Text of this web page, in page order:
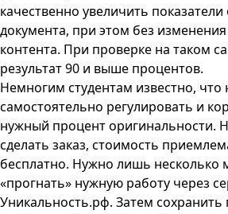
качественно увеличить
документа, при этом без изменения
контента. При проверке на таком
результат 90 и выше процентов.
Немногим студентам известно,
самостоятельно регулировать и
нужный процент оригинальности.
сделать заказ, стоимость
бесплатно. Нужно лишь несколько
«прогнать» нужную работу через
Уникальность.рф. Затем